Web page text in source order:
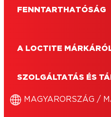
LOCTITE Super
A LOCTITE Super
extra hosszú
pillanatragasztó, a
helyeken belüli
FENNTARTHATÓSÁG
A LOCTITE
SZOLGÁLTATÁS ÉS
MAGYARORSZÁG /